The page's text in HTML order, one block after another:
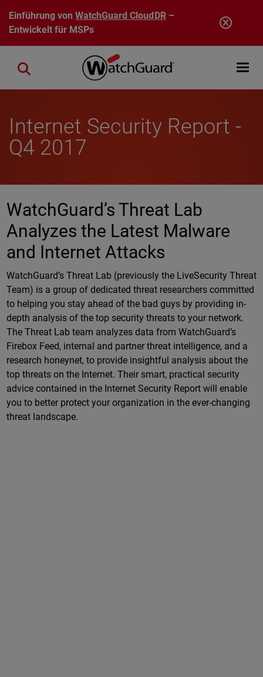
Direkt zum Inhalt
Einführung vonWatchGuard CloudDR–
Entwickelt für MSPs
Open
Close search
Internet Security Report -
Q4 2017
WatchGuard’s Threat Lab
Analyzes the Latest Malware
and Internet Attacks
WatchGuard’s Threat Lab (previously the LiveSecurity Threat
Team) is a group of dedicated threat researchers committed
to helping you stay ahead of the bad guys by providing in-
depth analysis of the top security threats to your network.
The Threat Lab team analyzes data from WatchGuard’s
Firebox Feed, internal and partner threat intelligence, and a
research honeynet, to provide insightful analysis about the
top threats on the Internet. Their smart, practical security
advice contained in the Internet Security Report will enable
you to better protect your organization in the ever-changing
threat landscape.